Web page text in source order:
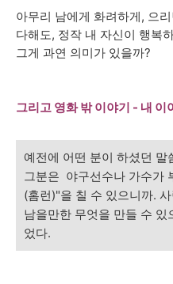
아무리 남에게 화려하게, 으
다해도, 정작 내 자신이 행복
그게 과연 의미가 있을까?
그리고 영화 밖 이야기 - 내 이
예전에 어떤 분이 하셨던 말
그분은 야구선수나 가수가
(홈런)"을 칠 수 있으니까.
남을만한 무엇을 만들 수 있
었다.